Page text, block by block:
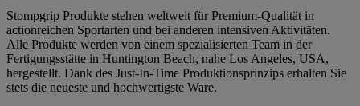
Stompgrip Produkte stehen weltweit für Premium-Qualität in
actionreichen Sportarten und bei anderen intensiven Aktivitäten.
Alle Produkte werden von einem spezialisierten Team in der
Fertigungsstätte in Huntington Beach, nahe Los Angeles, USA,
hergestellt. Dank des Just-In-Time Produktionsprinzips erhalten Sie
stets die neueste und hochwertigste Ware.